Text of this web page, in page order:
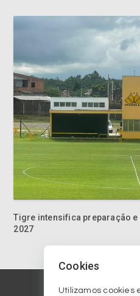
Tigre intensifica preparação
2027
Cookies
Utilizamos cookies